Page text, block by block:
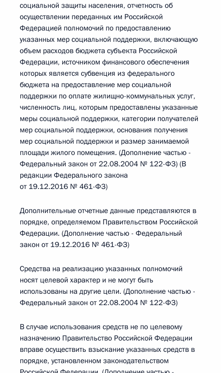
социальной защиты населения, отчетность об
осуществлении переданных им Российской
Федерацией полномочий по предоставлению
указанных мер социальной поддержки, включающую
объем расходов бюджета субъекта Российской
Федерации, источником финансового обеспечения
которых является субвенция из федерального
бюджета на предоставление мер социальной
поддержки по оплате жилищно-коммунальных услуг,
численность лиц, которым предоставлены указанные
меры социальной поддержки, категории получателей
мер социальной поддержки, основания получения
мер социальной поддержки и размер занимаемой
площади жилого помещения. (Дополнение частью -
Федеральный закон от 22.08.2004 № 122-ФЗ) (В
редакции Федерального закона
от 19.12.2016 № 461-ФЗ)
Дополнительные отчетные данные представляются в
порядке, определяемом Правительством Российской
Федерации. (Дополнение частью - Федеральный
закон от 19.12.2016 № 461-ФЗ)
Средства на реализацию указанных полномочий
носят целевой характер и не могут быть
использованы на другие цели. (Дополнение частью -
Федеральный закон от 22.08.2004 № 122-ФЗ)
В случае использования средств не по целевому
назначению Правительство Российской Федерации
вправе осуществить взыскание указанных средств в
порядке, установленном законодательством